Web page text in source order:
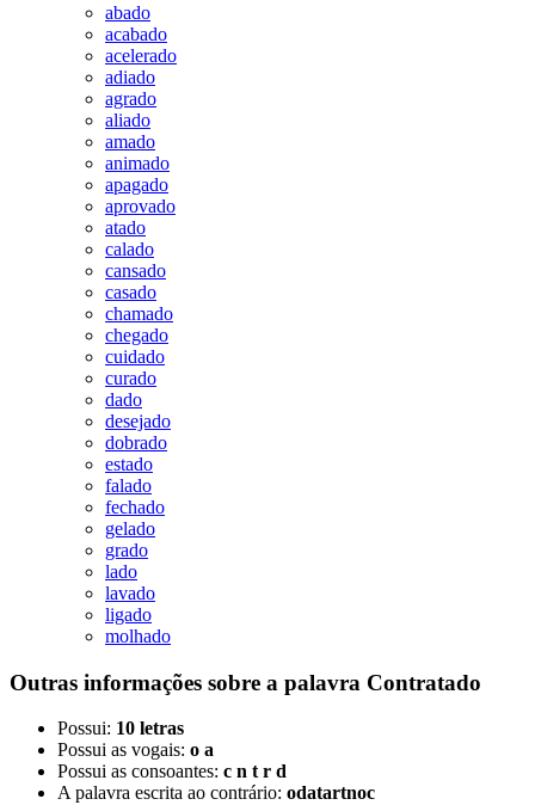
abado
acabado
acelerado
adiado
agrado
aliado
amado
animado
apagado
aprovado
atado
calado
cansado
casado
chamado
chegado
cuidado
curado
dado
desejado
dobrado
estado
falado
fechado
gelado
grado
lado
lavado
ligado
molhado
Outras informações sobre a palavra Contratado
Possui: 10 letras
Possui as vogais: o a
Possui as consoantes: c n t r d
A palavra escrita ao contrário: odatartnoc